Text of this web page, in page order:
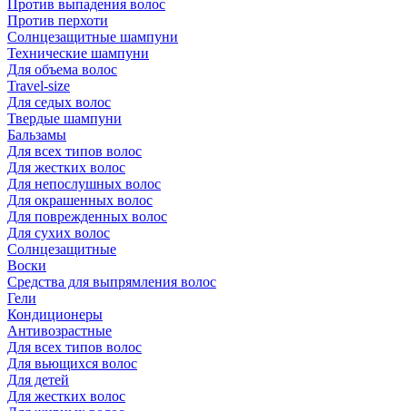
Против выпадения волос
Против перхоти
Солнцезащитные шампуни
Технические шампуни
Для объема волос
Travel-size
Для седых волос
Твердые шампуни
Бальзамы
Для всех типов волос
Для жестких волос
Для непослушных волос
Для окрашенных волос
Для поврежденных волос
Для сухих волос
Солнцезащитные
Воски
Средства для выпрямления волос
Гели
Кондиционеры
Антивозрастные
Для всех типов волос
Для вьющихся волос
Для детей
Для жестких волос